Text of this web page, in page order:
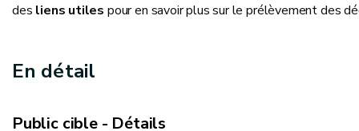
des liens utiles pour en savoir plus sur le prélèvement des
En détail
Public cible - Détails